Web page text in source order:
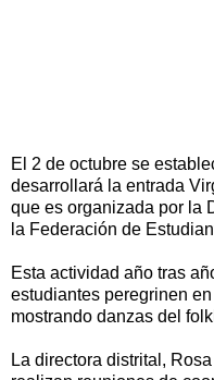
El 2 de octubre se
desarrollará la entrada
que es organizada por la
la Federación de
Esta actividad año tras
estudiantes peregrinen
mostrando danzas del
La directora distrital,